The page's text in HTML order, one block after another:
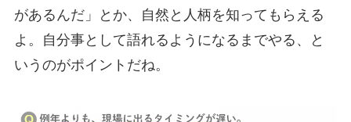
があるんだ」とか、自然と人柄を知ってもらえる
よ。自分事として語れるようになるまでやる、と
いうのがポイントだね。